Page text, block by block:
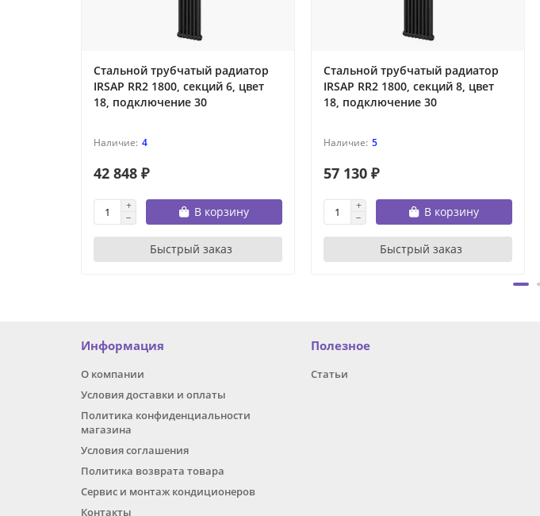
Стальной трубчатый радиатор
IRSAP RR2 1800, секций 6, цвет
18, подключение 30
4
42 848 ₽
В корзину
Быстрый заказ
Стальной трубчатый радиатор
IRSAP RR2 1800, секций 8, цвет
18, подключение 30
5
57 130 ₽
В корзину
Быстрый заказ
Информация
О компании
Условия доставки и оплаты
Политика конфиденциальности
магазина
Условия соглашения
Политика возврата товара
Сервис и монтаж кондиционеров
Контакты
Полезное
Статьи